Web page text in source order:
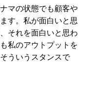
マの状態でも顧客や
す。私が面白いと思
それを面白いと思わ
私のアウトプットを
ういうスタンスで